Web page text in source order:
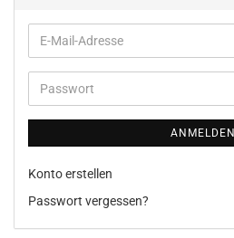
E-
Mail-
Adresse
Passwort
ANMELDEN
Konto erstellen
Passwort vergessen?